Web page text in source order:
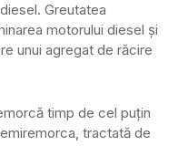
Greutatea
motorului diesel și
unui agregat de răcire
timp de cel puțin
tractată de